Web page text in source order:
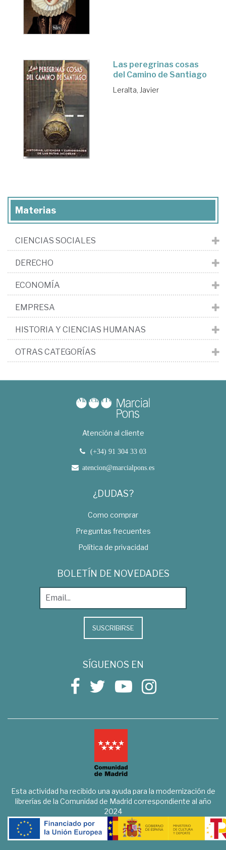
Las peregrinas cosas
del Camino de Santiago
Leralta, Javier
Materias
CIENCIAS SOCIALES
DERECHO
ECONOMÍA
EMPRESA
HISTORIA Y CIENCIAS HUMANAS
OTRAS CATEGORÍAS
Atención al cliente
(+34) 91 304 33 03
atencion@marcialpons.es
¿DUDAS?
Como comprar
Preguntas frecuentes
Política de privacidad
BOLETÍN DE NOVEDADES
SUSCRIBIRSE
SÍGUENOS EN
Esta actividad ha recibido una ayuda para la modernización de
librerías de la Comunidad de Madrid correspondiente al año
2024